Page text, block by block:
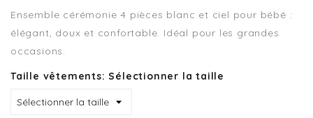
Ensemble cérémonie 4 pièces blanc et ciel pour bébé :
élégant, doux et confortable. Idéal pour les grandes
occasions.
Taille vêtements: Sélectionner la taille